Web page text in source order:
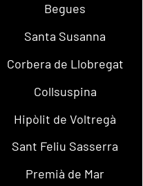
Begues
Santa Susanna
Corbera de Llobregat
Collsuspina
Hipòlit de Voltregà
Sant Feliu Sasserra
Premià de Mar